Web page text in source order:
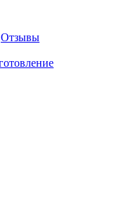
Отзывы